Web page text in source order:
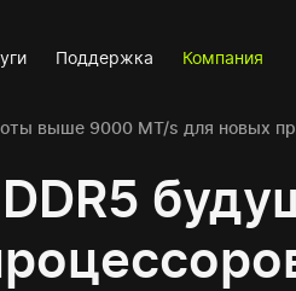
Поддержка Компания
выше 9000 MT/s для новых